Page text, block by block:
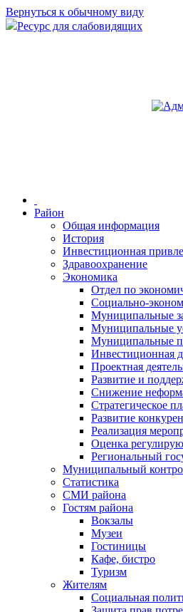
Вернуться к обычному виду
Ресурс для слабовидящих
Район
Общая информация
История
Инвестиционная
Здравоохранение
Экономика
Отдел по
Социально-
Муниципальные
Муниципальные
Муниципальные
Инвестиционная
Проектная
Развитие и
Снижение
Стратегическое
Развитие
Реализация
Оценка
Региональный
Муниципальный
Статистика
СМИ района
Гостям района
Вокзалы
Музеи
Гостиницы
Кафе, бистро
Туризм
Жителям
Социальная